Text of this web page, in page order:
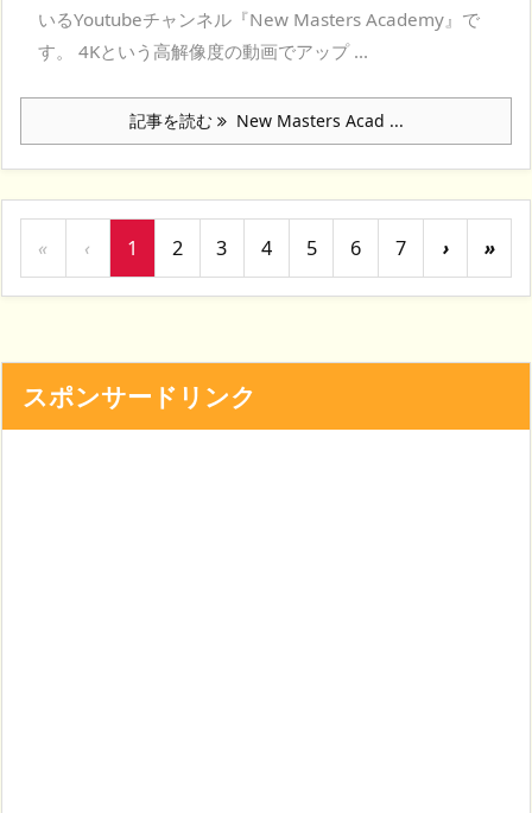
いるYoutubeチャンネル『New Masters Academy』で
す。 4Kという高解像度の動画でアップ ...
記事を読む New Masters Acad ...
« ‹ 1 2 3 4 5 6 7 › »
スポンサードリンク